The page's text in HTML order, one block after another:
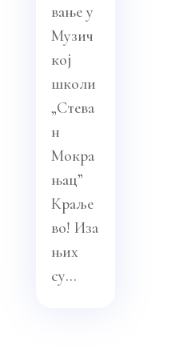
вање у
Музич
кој
школи
„Стева
н
Мокра
њац”
Краље
во! Иза
њих
су...